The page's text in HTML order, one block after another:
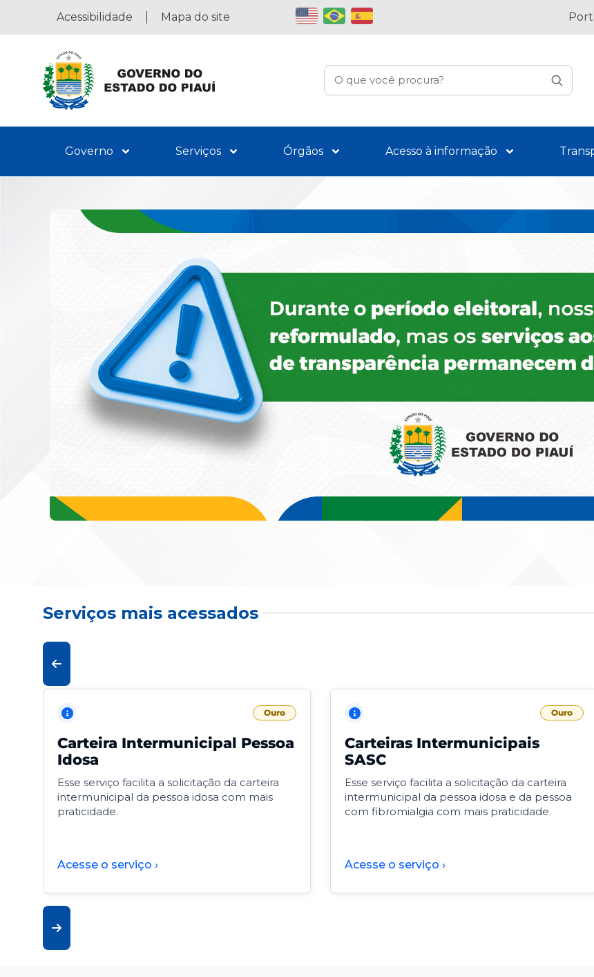
Acessibilidade Mapa do site
Governo Serviços Órgãos Acesso à informação
Serviços mais acessados
Ouro
Carteira Intermunicipal Pessoa
Idosa
Esse serviço facilita a solicitação da carteira
intermunicipal da pessoa idosa com mais
praticidade.
Acesse o serviço ›
Ouro
Carteiras Intermunicipais
SASC
Esse serviço facilita a solicitação da carteira
intermunicipal da pessoa idosa e da pessoa
com fibromialgia com mais praticidade.
Acesse o serviço ›